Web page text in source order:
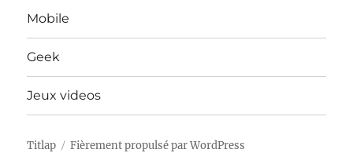
Mobile
Geek
Jeux videos
Titlap Fièrement propulsé par WordPress